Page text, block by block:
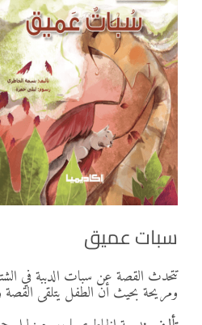
سبات عميق
تتحدث القصة عن سبات الدببة في
ومريحة بحيث أن الطفل يتلقى القصة